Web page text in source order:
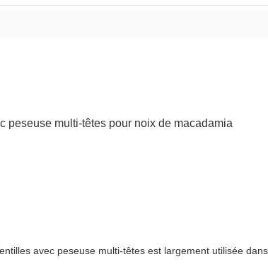
peseuse multi-têtes pour noix de macadamia
avec peseuse multi-têtes est largement utilisée